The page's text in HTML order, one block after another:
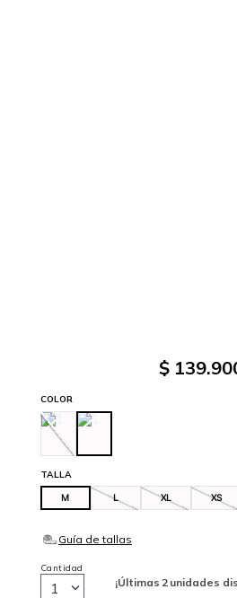
$ 139.
TALLA
M L XL XS
COLOR
¡Últimas 2 unidades
Cantidad
1